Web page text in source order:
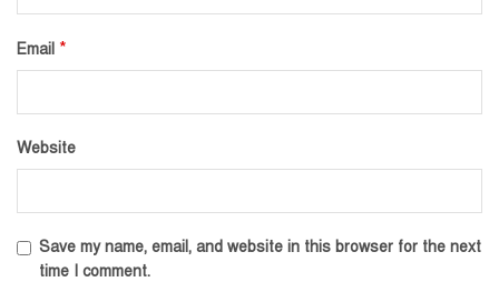
Email *
Website
Save my name, email, and website in this browser for the next
time I comment.